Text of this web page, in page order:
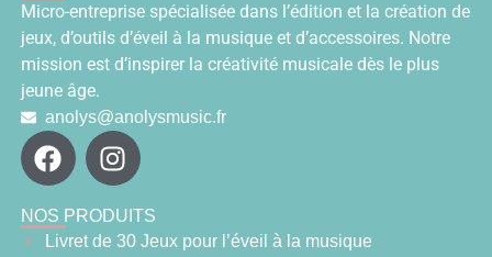
Micro-entreprise spécialisée dans l’édition et la création de
jeux, d’outils d’éveil à la musique et d’accessoires. Notre
mission est d’inspirer la créativité musicale dès le plus
jeune âge.
anolys@anolysmusic.fr
NOS PRODUITS
Livret de 30 Jeux pour l’éveil à la musique